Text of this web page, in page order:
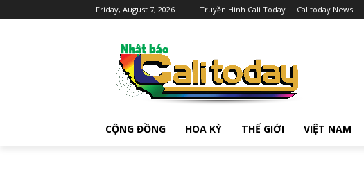
Friday, August 7, 2026 Truyền Hình Cali Today Calitoday News
CỘNG ĐỒNG HOA KỲ THẾ GIỚI VIỆT NAM